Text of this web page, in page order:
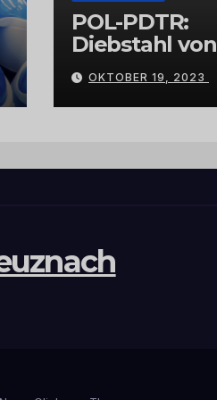
POL-PDTR:
Diebstahl von
Grabschmuck
OKTOBER 19, 2023